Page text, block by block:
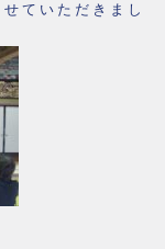
ていただきまし